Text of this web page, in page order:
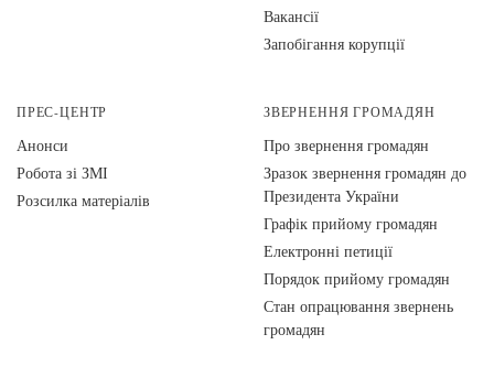
Вакансії
Запобігання корупції
ПРЕС-ЦЕНТР
Анонси
Робота зі ЗМІ
Розсилка матеріалів
ЗВЕРНЕННЯ ГРОМАДЯН
Про звернення громадян
Зразок звернення громадян до
Президента України
Графік прийому громадян
Електронні петиції
Порядок прийому громадян
Стан опрацювання звернень
громадян